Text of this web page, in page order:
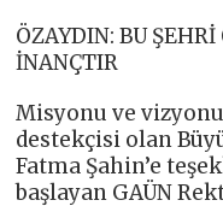
ÖZAYDIN: BU
İNANÇTIR
Misyonu ve
destekçisi olan
Fatma Şahin’e
başlayan GAÜN